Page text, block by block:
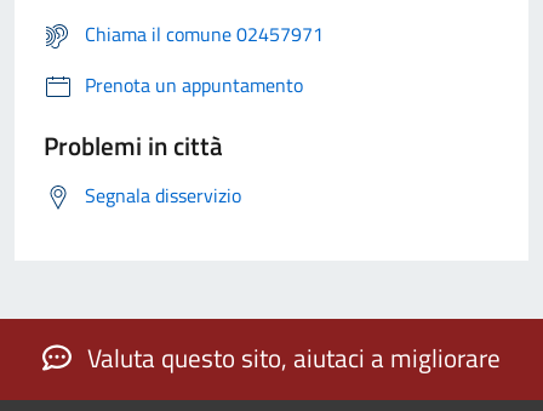
Chiama il comune 02457971
Prenota un appuntamento
Problemi in città
Segnala disservizio
Valuta questo sito, aiutaci a migliorare